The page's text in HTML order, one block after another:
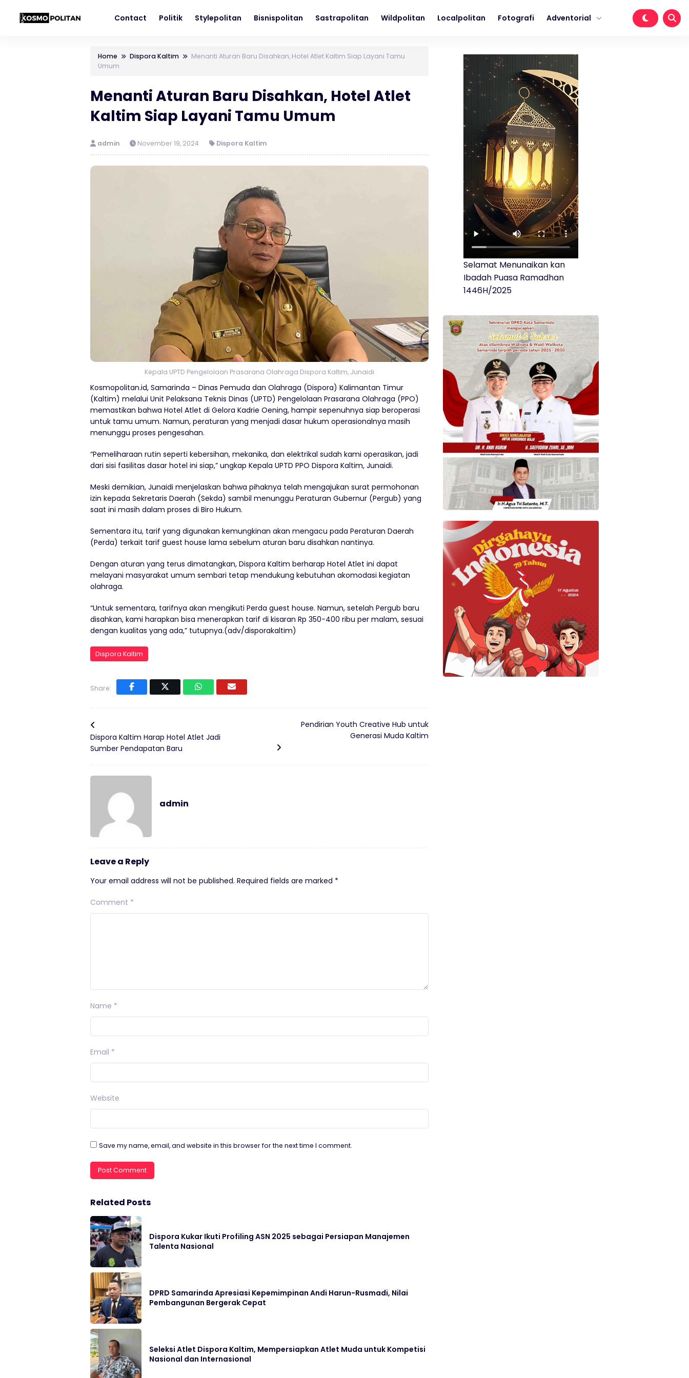
Contact Politik Stylepolitan Bisnispolitan Sastrapolitan Wildpolitan Localpolitan Fotografi Adventorial
Home Dispora Kaltim
Menanti Aturan Baru Disahkan, Hotel Atlet Kaltim Siap Layani Tamu
Umum
Menanti Aturan Baru Disahkan, Hotel Atlet
Kaltim Siap Layani Tamu Umum
admin November 19, 2024 Dispora Kaltim
Kepala UPTD Pengelolaan Prasarana Olahraga Dispora Kaltim, Junaidi
Kosmopolitan.id, Samarinda – Dinas Pemuda dan Olahraga (Dispora) Kalimantan Timur
(Kaltim) melalui Unit Pelaksana Teknis Dinas (UPTD) Pengelolaan Prasarana Olahraga (PPO)
memastikan bahwa Hotel Atlet di Gelora Kadrie Oening, hampir sepenuhnya siap beroperasi
untuk tamu umum. Namun, peraturan yang menjadi dasar hukum operasionalnya masih
menunggu proses pengesahan.
“Pemeliharaan rutin seperti kebersihan, mekanika, dan elektrikal sudah kami operasikan, jadi
dari sisi fasilitas dasar hotel ini siap,” ungkap Kepala UPTD PPO Dispora Kaltim, Junaidi.
Meski demikian, Junaidi menjelaskan bahwa pihaknya telah mengajukan surat permohonan
izin kepada Sekretaris Daerah (Sekda) sambil menunggu Peraturan Gubernur (Pergub) yang
saat ini masih dalam proses di Biro Hukum.
Sementara itu, tarif yang digunakan kemungkinan akan mengacu pada Peraturan Daerah
(Perda) terkait tarif guest house lama sebelum aturan baru disahkan nantinya.
Dengan aturan yang terus dimatangkan, Dispora Kaltim berharap Hotel Atlet ini dapat
melayani masyarakat umum sembari tetap mendukung kebutuhan akomodasi kegiatan
olahraga.
“Untuk sementara, tarifnya akan mengikuti Perda guest house. Namun, setelah Pergub baru
disahkan, kami harapkan bisa menerapkan tarif di kisaran Rp 350-400 ribu per malam, sesuai
dengan kualitas yang ada,” tutupnya.(adv/disporakaltim)
Dispora Kaltim
Share:
Dispora Kaltim Harap Hotel Atlet Jadi
Sumber Pendapatan Baru
Pendirian Youth Creative Hub untuk
Generasi Muda Kaltim
admin
Leave a Reply
Your email address will not be published. Required fields are marked *
Comment *
Name *
Email *
Website
Save my name, email, and website in this browser for the next time I comment.
Related Posts
Dispora Kukar Ikuti Profiling ASN 2025 sebagai Persiapan Manajemen
Talenta Nasional
DPRD Samarinda Apresiasi Kepemimpinan Andi Harun-Rusmadi, Nilai
Pembangunan Bergerak Cepat
Seleksi Atlet Dispora Kaltim, Mempersiapkan Atlet Muda untuk Kompetisi
Nasional dan Internasional
Selamat Menunaikan kan
Ibadah Puasa Ramadhan
1446H/2025